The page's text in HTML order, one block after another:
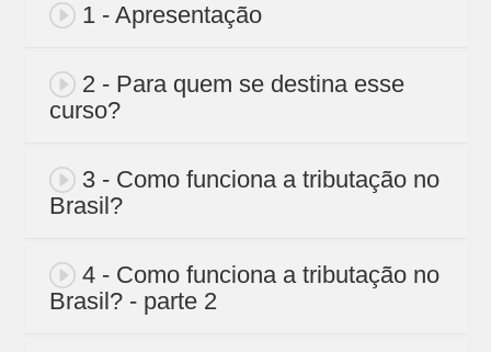
1 - Apresentação
2 - Para quem se destina esse
curso?
3 - Como funciona a tributação no
Brasil?
4 - Como funciona a tributação no
Brasil? - parte 2